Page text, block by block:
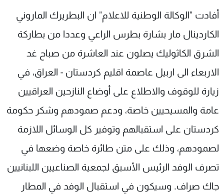
أفادت "الوكالة الوطنية للاعلام" ان البطريرك الماروني
الكاردينال مار بشارة بطرس الراعي وعددا من بطاركة
الشرق الكاثوليك يصلون عند العاشرة من صباح غد
الاربعاء الى اربيل عاصمة اقليم كردستان - العراق، في
زيارة للوقوف والاطلاع على أوضاع النازحين العراقيين
عامة والمسيحيين خاصة، ودعم صمودهم وشكر حكومة
كردستان على استقبالهم وتوفير كل الوسائل اللازمة
لصمودهم، وذلك على متن طائرة خاصة وضعها في
تصرف الوفد الرئيس الأسبق لجمعية الصناعيين اللبنانيين
جاك صراف. وسيكون في استقبال الوفد في المطار
لاعلاناتكم
شروط الإسـتخدام